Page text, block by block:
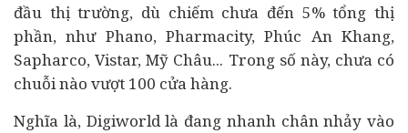
đầu thị trường, dù chiếm chưa đến 5% tổng thị
phần, như Phano, Pharmacity, Phúc An Khang,
Sapharco, Vistar, Mỹ Châu... Trong số này, chưa có
chuỗi nào vượt 100 cửa hàng.
Nghĩa là, Digiworld là đang nhanh chân nhảy vào